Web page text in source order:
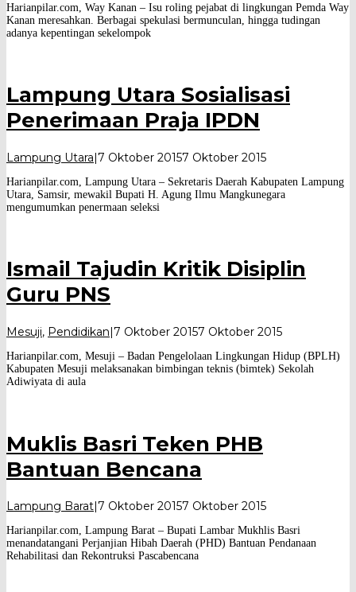
Pilar
Harianpilar.com, Way Kanan – Isu roling pejabat di lingkungan Pemda Way
Kanan meresahkan. Berbagai spekulasi bermunculan, hingga tudingan
adanya kepentingan sekelompok
Lampung Utara Sosialisasi
Penerimaan Praja IPDN
Lampung Utara|7 Oktober 20157 Oktober 2015oleh
Pilar
Harianpilar.com, Lampung Utara – Sekretaris Daerah Kabupaten Lampung
Utara, Samsir, mewakil Bupati H. Agung Ilmu Mangkunegara
mengumumkan penermaan seleksi
Ismail Tajudin Kritik Disiplin
Guru PNS
Mesuji, Pendidikan|7 Oktober 20157 Oktober 2015oleh
Pilar
Harianpilar.com, Mesuji – Badan Pengelolaan Lingkungan Hidup (BPLH)
Kabupaten Mesuji melaksanakan bimbingan teknis (bimtek) Sekolah
Adiwiyata di aula
Muklis Basri Teken PHB
Bantuan Bencana
Lampung Barat|7 Oktober 20157 Oktober 2015oleh
Pilar
Harianpilar.com, Lampung Barat – Bupati Lambar Mukhlis Basri
menandatangani Perjanjian Hibah Daerah (PHD) Bantuan Pendanaan
Rehabilitasi dan Rekontruksi Pascabencana